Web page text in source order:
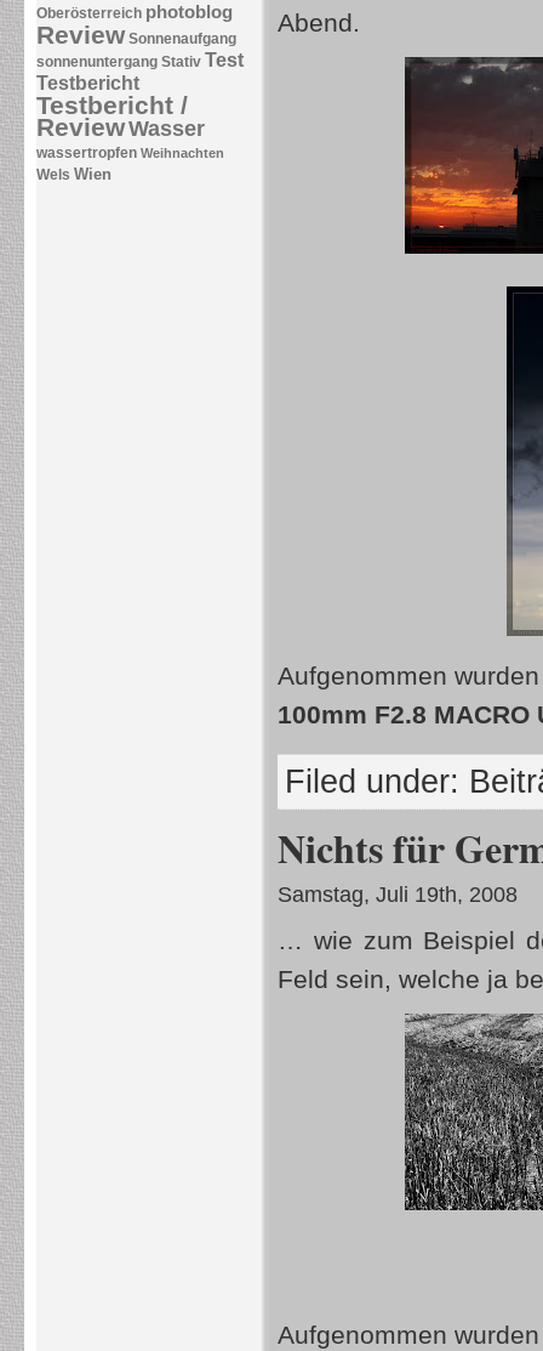
Oberösterreich photoblog
Review Sonnenaufgang
sonnenuntergang Stativ Test
Testbericht
Testbericht /
ReviewWasser
wassertropfen Weihnachten
Wels Wien
Abend.
Aufgenommen
100mm F2.8 MACRO
Filed under:
Nichts für
Samstag, Juli 19th, 2008
… wie zum Beispiel
Feld sein, welche ja
Aufgenommen